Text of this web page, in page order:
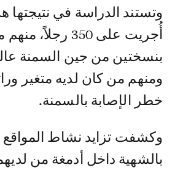
وتستند الدراسة في
أُجريت على 350
بنسختين من جين السمنة
ومنهم من كان لديه متغير
خطر الإصابة بالسمنة.
وكشفت تزايد نشاط المواقع
بالشهية داخل أدمغة من